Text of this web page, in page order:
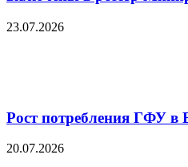
23.07.2026
Рост потребления ГФУ в
20.07.2026